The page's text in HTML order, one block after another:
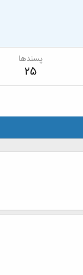
پسندها
25